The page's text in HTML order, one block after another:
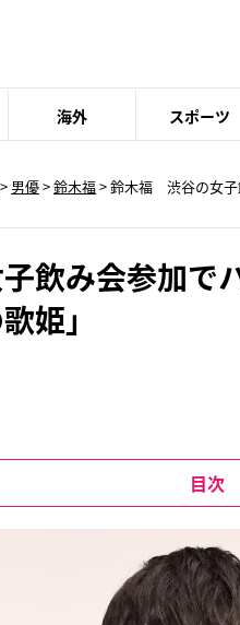
海外 スポーツ
> 男優>鈴木福> 鈴木福 渋谷の女子
飲み会参加で
姫」
目次